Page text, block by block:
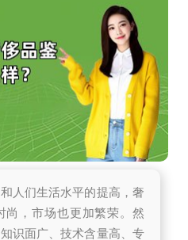
人们生活水平的提高，奢
尚，市场也更加繁荣。然
识面广、技术含量高、专